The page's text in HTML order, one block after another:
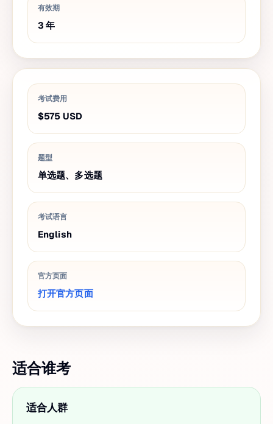
有效期
3 年
考试费用
$575 USD
题型
单选题、多选题
考试语言
English
官方页面
打开官方页面
适合谁考
适合人群